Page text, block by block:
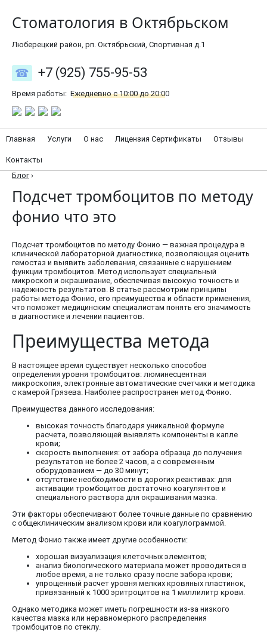
Стоматология в Октябрьском
Люберецкий район, рп. Октябрьский, Спортивная д.1
+7 (925) 755-95-53
Время работы: Ежедневно с 10:00 до 20:00
Главная Услуги О нас Лицензия Сертификаты Отзывы
Контакты
Блог ›
Подсчет тромбоцитов по методу
фонио что это
Подсчет тромбоцитов по методу Фонио — важная процедура в
клинической лабораторной диагностике, позволяющая оценить
гемостаз и выявить заболевания, связанные с нарушением
функции тромбоцитов. Метод использует специальный
микроскоп и окрашивание, обеспечивая высокую точность и
надежность результатов. В статье рассмотрим принципы
работы метода Фонио, его преимущества и области применения,
что поможет медицинским специалистам понять его значимость
в диагностике и лечении пациентов.
Преимущества метода
В настоящее время существует несколько способов
определения уровня тромбоцитов: люминесцентная
микроскопия, электронные автоматические счетчики и методика
с камерой Грязева. Наиболее распространен метод Фонио.
Преимущества данного исследования:
высокая точность благодаря уникальной формуле
расчета, позволяющей выявлять компоненты в капле
крови;
скорость выполнения: от забора образца до получения
результатов не более 2 часов, а с современным
оборудованием — до 30 минут;
отсутствие необходимости в дорогих реактивах: для
активации тромбоцитов достаточно коагулянтов и
специального раствора для окрашивания мазка.
Эти факторы обеспечивают более точные данные по сравнению
с общеклиническим анализом крови или коагулограммой.
Метод Фонио также имеет другие особенности:
хорошая визуализация клеточных элементов;
анализ биологического материала может проводиться в
любое время, а не только сразу после забора крови;
упрощенный расчет уровня мелких кровяных пластинок,
привязанный к 1000 эритроцитов на 1 миллилитр крови.
Однако методика может иметь погрешности из-за низкого
качества мазка или неравномерного распределения
тромбоцитов по стеклу.